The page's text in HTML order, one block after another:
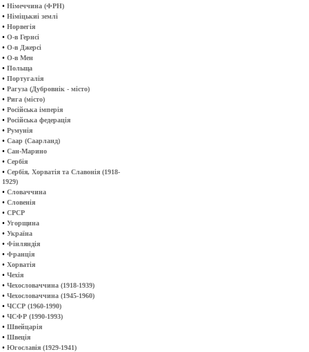
• Німеччина (ФРН)
• Німіцькиі землі
• Норвегія
• О-в Гернсі
• О-в Джерсі
• О-в Мен
• Польща
• Португалія
• Рагуза (Дубровнік - місто)
• Рига (місто)
• Російська імперія
• Російська федерація
• Румунія
• Саар (Саарланд)
• Сан-Марино
• Сербія
• Сербія, Хорватія та Славонія (1918-
1929)
• Словаччина
• Словенія
• СРСР
• Угорщина
• Україна
• Фінляндія
• Франція
• Хорватія
• Чехія
• Чехословаччина (1918-1939)
• Чехословаччина (1945-1960)
• ЧССР (1960-1990)
• ЧСФР (1990-1993)
• Швейцарія
• Швеція
• Югославія (1929-1941)